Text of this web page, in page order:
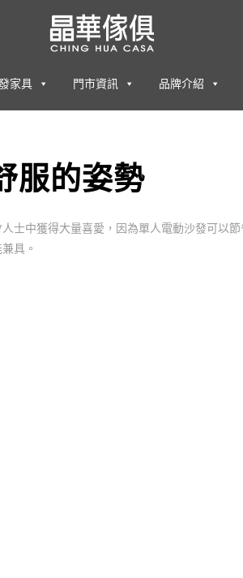
家具 門市資訊 品牌介紹
服的姿勢
士中獲得大量喜愛，因為單人電動沙發可以
具。